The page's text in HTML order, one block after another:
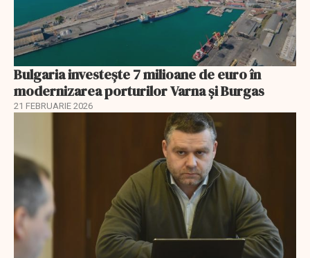
Bulgaria investește 7 milioane de euro în
modernizarea porturilor Varna și Burgas
21 FEBRUARIE 2026